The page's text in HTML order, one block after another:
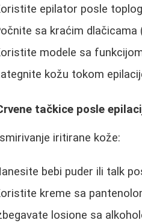
epilator posle
sa kraćim dlačicama
modele sa
kožu tokom
tačkice posle
iritirane kože:
bebi puder ili talk
kreme sa
losione sa